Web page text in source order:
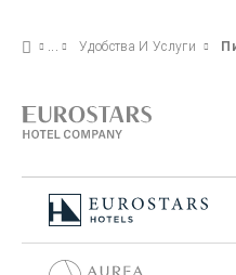
Удобства И Услуги